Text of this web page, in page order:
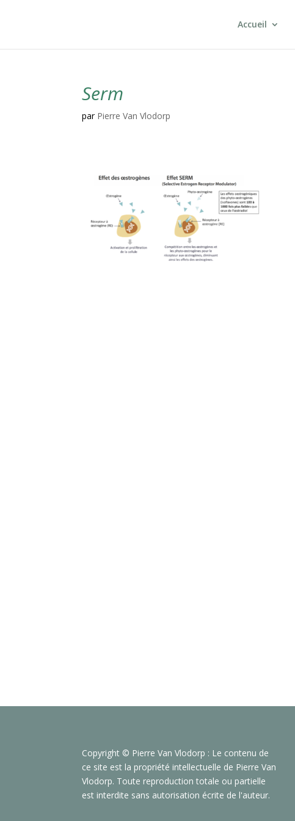
Accueil
Serm
par Pierre Van Vlodorp
Copyright © Pierre Van Vlodorp : Le contenu de
ce site est la propriété intellectuelle de Pierre Van
Vlodorp. Toute reproduction totale ou partielle
est interdite sans autorisation écrite de l'auteur.